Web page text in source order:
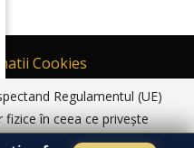
Cookies
DE UTILIZARE
condiții de utilizare | Informatii
Regulamentul (UE)
în ceea ce privește
personal și privind libera